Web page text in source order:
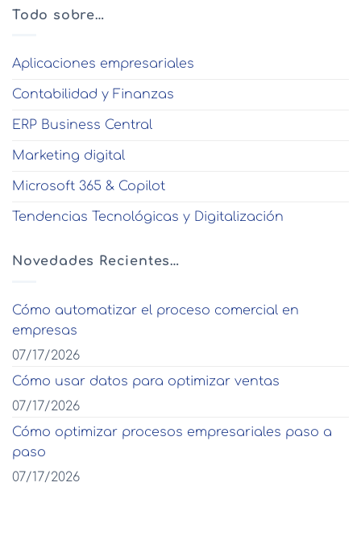
Todo sobre…
Aplicaciones empresariales
Contabilidad y Finanzas
ERP Business Central
Marketing digital
Microsoft 365 & Copilot
Tendencias Tecnológicas y Digitalización
Novedades Recientes…
Cómo automatizar el proceso comercial en
empresas
07/17/2026
Cómo usar datos para optimizar ventas
07/17/2026
Cómo optimizar procesos empresariales paso a
paso
07/17/2026